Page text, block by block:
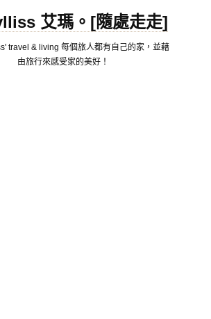
艾瑪。[隨處走走]
travel & living 每個旅人都有自己的家，並藉
由旅行來感受家的美好！